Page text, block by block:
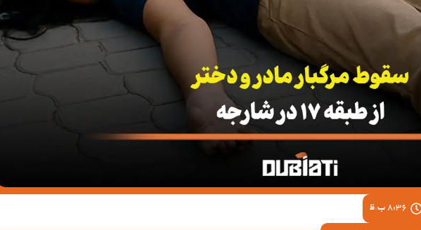
8:36 ب.ظ